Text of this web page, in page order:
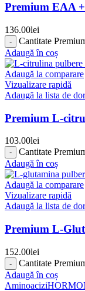
Premium EAA
136.00lei
Cantitate
Adaugă în coș
Adaugă la comparare
Vizualizare rapidă
Adaugă la lista de
Premium L-
103.00lei
Cantitate
Adaugă în coș
Adaugă la comparare
Vizualizare rapidă
Adaugă la lista de
Premium L-
152.00lei
Cantitate
Adaugă în coș
Aminoacizi